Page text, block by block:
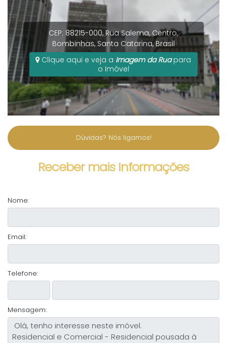
CEP: 88215-000,Rua Salema, Centro,
Bombinhas, Santa Catarina,Brasil
Clique aqui e veja a Imagem da Ruapara
o Imóvel
Dúvidas? Nós ligamos!
Receber mais Informações
Nome:
Email:
Telefone:
Mensagem: